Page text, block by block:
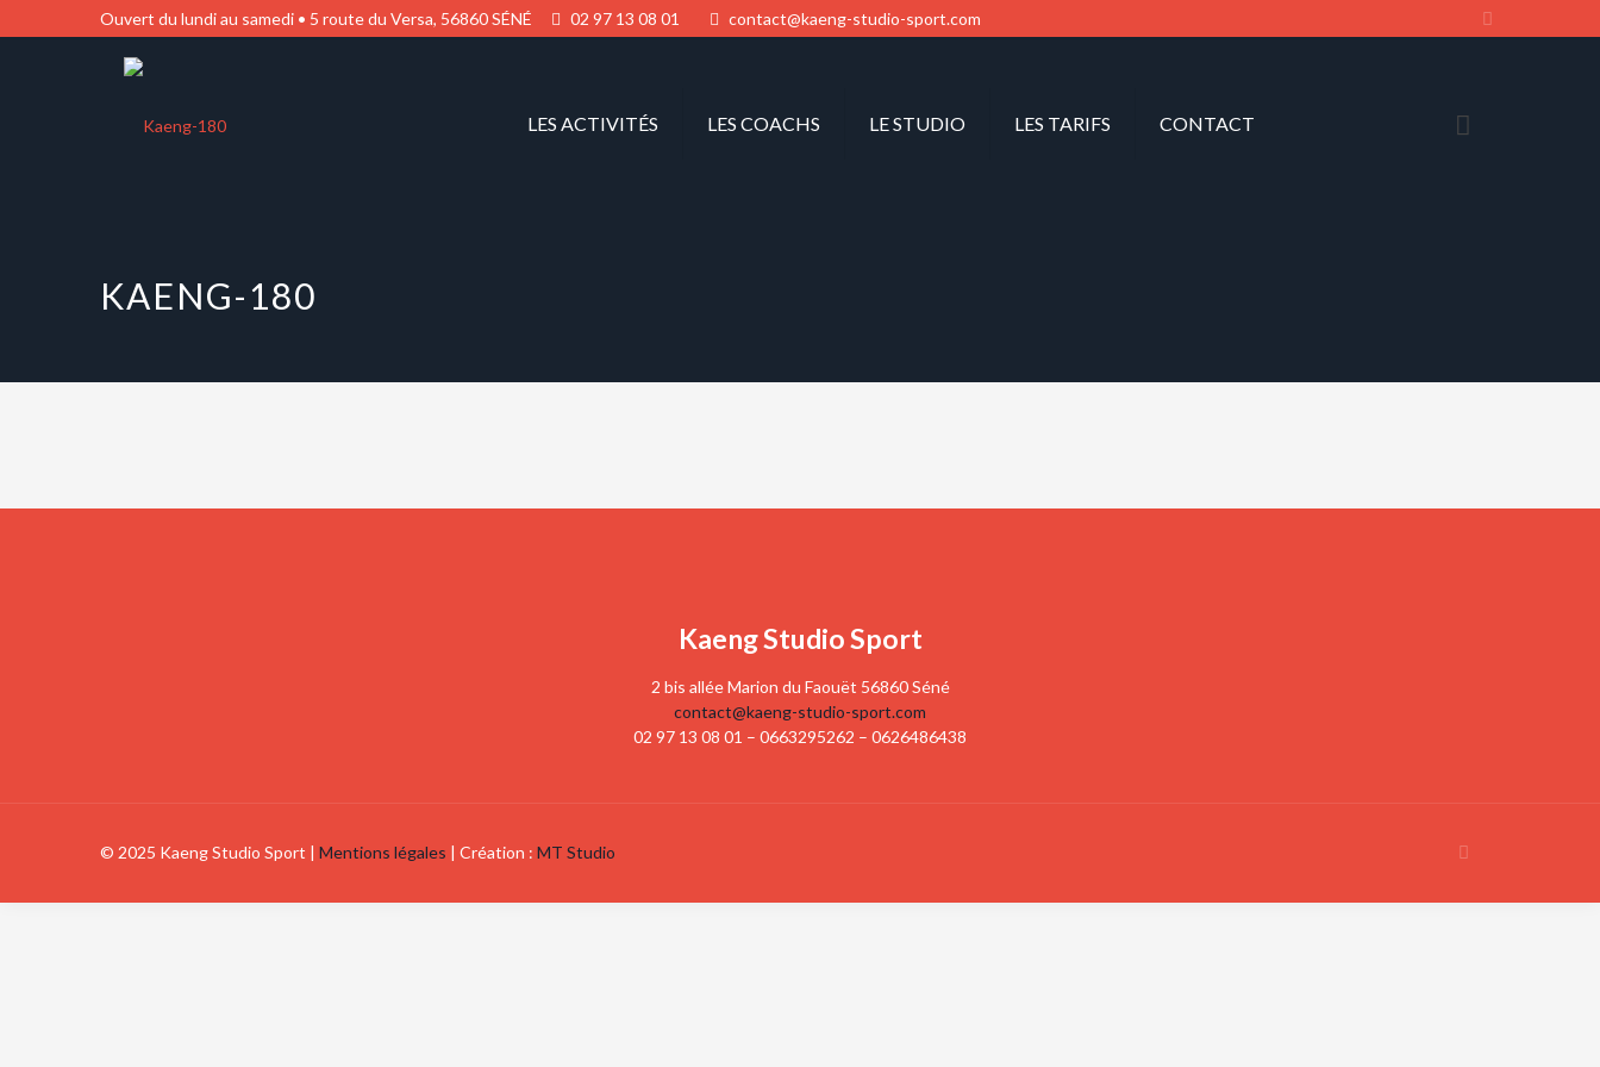
Ouvert du lundi au samedi • 5 route du Versa, 56860 SÉNÉ 02 97 13 08 01 contact@kaeng-studio-sport.com
LES ACTIVITÉS LES COACHS LE STUDIO LES TARIFS CONTACT
KAENG-180
Kaeng Studio Sport
2 bis allée Marion du Faouët 56860 Séné
contact@kaeng-studio-sport.com
02 97 13 08 01 – 0663295262 – 0626486438
© 2025 Kaeng Studio Sport | Mentions légales | Création : MT Studio